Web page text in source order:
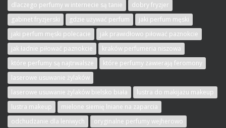
dlaczego perfumy w internecie są tanie
dobry fryzjer
gabinet fryzjerski
gdzie używać perfum
jaki perfum męski
jaki perfum męski polecacie
jak prawidłowo piłować paznokcie
jak ładnie piłować paznokcie
kraków perfumeria niszowa
które perfumy są najtrwalsze
które perfumy zawierają feromony
laserowe usuwanie żylaków
laserowe usuwanie żylaków bielsko biała
lustra do makijażu makeup
lustra makeup
mielone siemię lniane na zaparcia
odchudzanie dla leniwych
oryginalne perfumy wejherowo